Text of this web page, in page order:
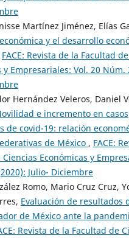
Martínez Jiménez, Elías
y el desarrollo
FACE: Revista de la Facultad
y Empresariales: Vol. 20 Núm.
Hernández Veleros, Daniel
e incremento en casos
de covid-19: relación
de México , FACE:
Económicas y
Julio- Diciembre
Romo, Mario Cruz Cruz,
Evaluación de resultados
de México ante la
Revista de la Facultad de